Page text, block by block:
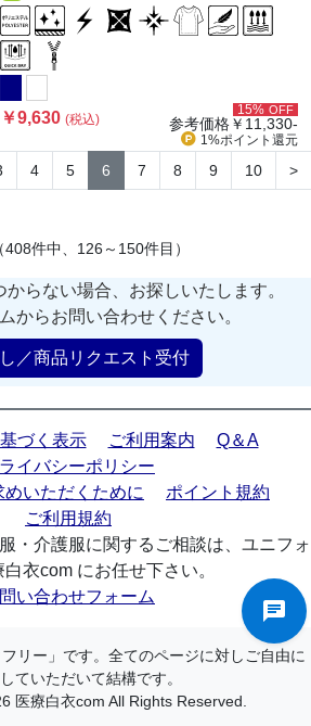
￥9,630(税込)
15% OFF
参考価格￥11,330-
1%ポイント 還元
4 5 6 7 8 9 10 >
（408件中、126～150件目）
らない場合、お探しいたします。
からお問い合わせください。
／商品リクエスト受付
づく表示 ご利用案内
Q＆A
イバシーポリシー
いただくために
ポイント規約
ご利用規約
・介護服に関するご相談は、ユニフォ
衣com にお任せ下さい。
い合わせフォーム
リー」です。全てのページに対しご自由に
ていただいて結構です。
医療白衣com All Rights Reserved.